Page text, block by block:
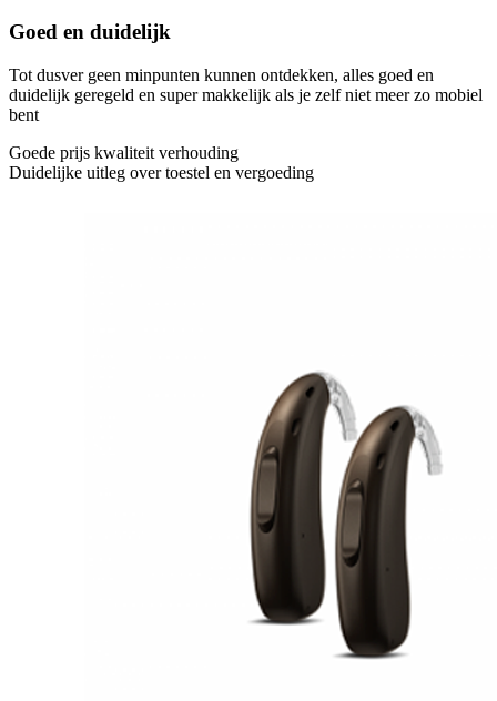
Goed en duidelijk
Tot dusver geen minpunten kunnen ontdekken, alles goed en
duidelijk geregeld en super makkelijk als je zelf niet meer zo mobiel
bent
Goede prijs kwaliteit verhouding
Duidelijke uitleg over toestel en vergoeding